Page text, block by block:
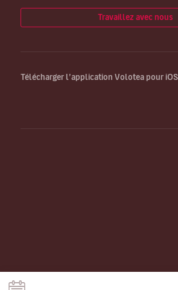
Travaillez avec nous
Télécharger l’application Volotea pour